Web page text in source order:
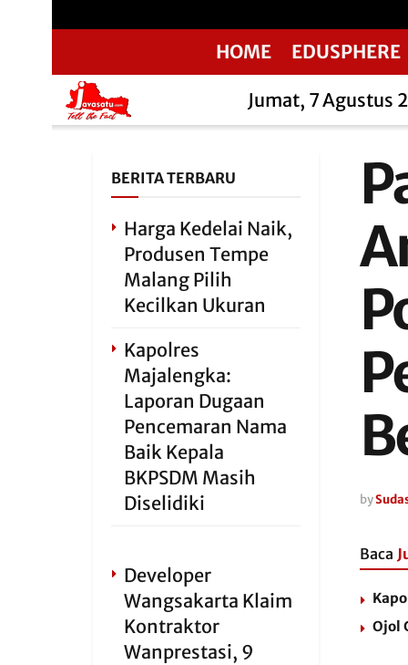
HOME EDUSPHERE
Jumat, 7 Agustus
by
Baca
Ojol
BERITA TERBARU
Harga Kedelai Naik,
Produsen Tempe
Malang Pilih
Kecilkan Ukuran
Kapolres
Majalengka:
Laporan Dugaan
Pencemaran Nama
Baik Kepala
BKPSDM Masih
Diselidiki
Developer
Wangsakarta Klaim
Kontraktor
Wanprestasi, 9